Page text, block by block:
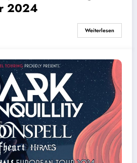
2024
Weiterlesen